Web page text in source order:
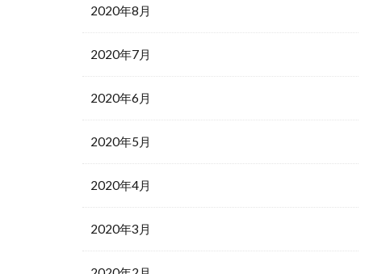
2020年8月
2020年7月
2020年6月
2020年5月
2020年4月
2020年3月